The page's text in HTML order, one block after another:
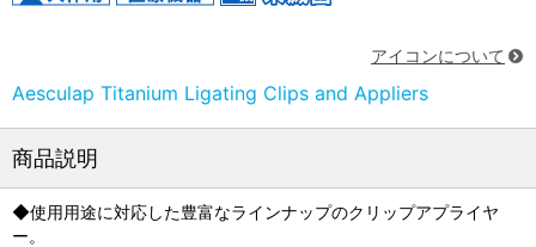
アイコンについて
Aesculap Titanium Ligating Clips and Appliers
商品説明
◆使用用途に対応した豊富なラインナップのクリップアプライヤ
ー。